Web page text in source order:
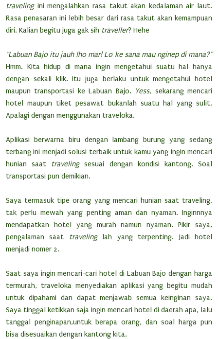
travelingini mengalahkan rasa takut akan kedalaman air laut.
Rasa penasaran ini lebih besar dari rasa takut akan kemampuan
diri. Kalian begitu juga gak sih traveller? Hehe
"Labuan Bajo itu jauh lho mar! Lo ke sana mau nginep di mana?"
Hmm. Kita hidup di mana ingin mengetahui suatu hal hanya
dengan sekali klik. Itu juga berlaku untuk mengetahui hotel
maupun transportasi ke Labuan Bajo.
Yess, sekarang mencari
hotel maupun tiket pesawat bukanlah suatu hal yang sulit.
Apalagi dengan menggunakan traveloka.
Aplikasi berwarna biru dengan lambang burung yang sedang
terbang ini menjadi solusi terbaik untuk kamu yang ingin mencari
hunian saat travelingsesuai dengan kondisi kantong. Soal
transportasi pun demikian.
Saya termasuk tipe orang yang mencari hunian saat traveling,
tak perlu mewah yang penting aman dan nyaman. Inginnnya
mendapatkan hotel yang murah namun nyaman. Pikir saya,
pengalaman saat
travelinglah yang terpenting. Jadi hotel
menjadi nomer 2.
Saat saya ingin mencari-cari hotel di Labuan Bajo dengan harga
termurah, traveloka menyediakan aplikasi yang begitu mudah
untuk dipahami dan dapat menjawab semua keinginan saya.
Saya tinggal ketikkan saja ingin mencari hotel di daerah apa, lalu
tanggal penginapan,untuk berapa orang, dan soal harga pun
bisa disesuaikan dengan kantong kita.